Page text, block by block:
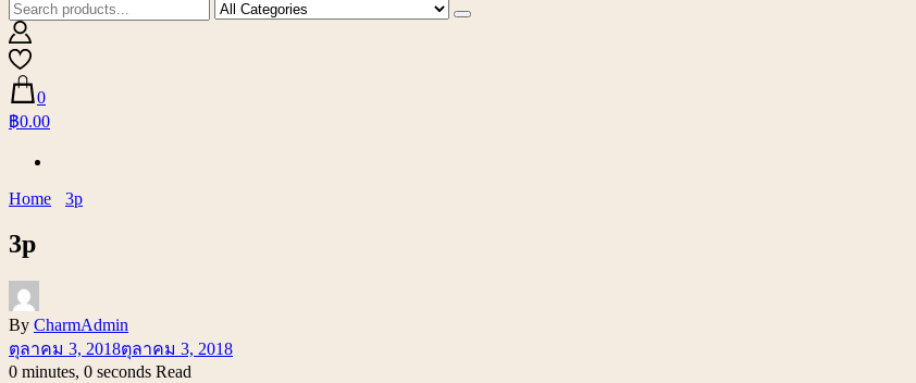
0
฿0.00
Home 3p
3p
By CharmAdmin
ตุลาคม 3, 2018ตุลาคม 3, 2018
0 minutes, 0 seconds Read